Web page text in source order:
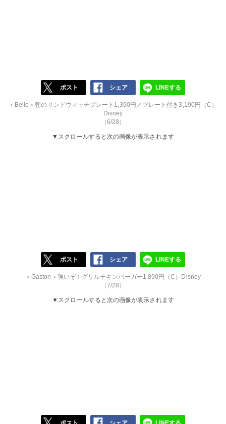
ポスト シェア LINEする
＜Belle＞朝のサンドウィッチプレート1,390円／プレート付き3,190円（C）
Disney
（6/28）
▼スクロールすると次の画像が表示されます
ポスト シェア LINEする
＜Gaston＞強いぞ！グリルチキンバーガー1,890円（C）Disney
（7/28）
▼スクロールすると次の画像が表示されます